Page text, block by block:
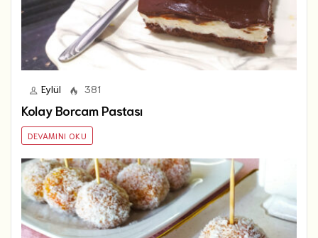
Eylül 381
Kolay Borcam Pastası
DEVAMINI OKU